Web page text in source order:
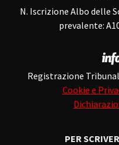
N. Iscrizione Albo delle
prevalente:
Registrazione
Cookie e
PER